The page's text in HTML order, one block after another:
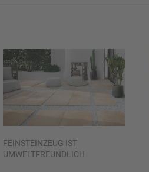
FEINSTEINZEUG IST
UMWELTFREUNDLICH